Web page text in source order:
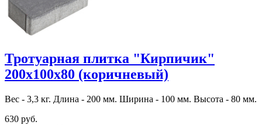
Тротуарная плитка "Кирпичик"
200х100х80 (коричневый)
Вес - 3,3 кг. Длина - 200 мм. Ширина - 100 мм. Высота - 80 мм.
630 руб.